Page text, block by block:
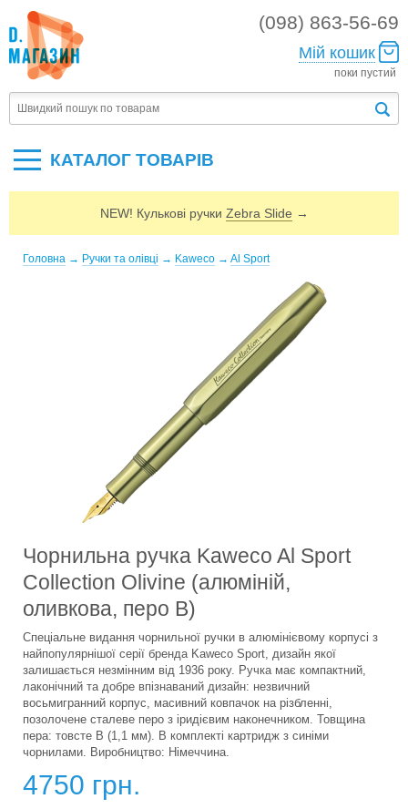
(098) 863-56-69
Мій кошик
поки пустий
КАТАЛОГ ТОВАРIВ
NEW! Кулькові ручки Zebra Slide →
Головна → Ручки та олівці → Kaweco → Al Sport
Чорнильна ручка Kaweco Al Sport
Collection Olivine (алюміній,
оливкова, перо B)
Спеціальне видання чорнильної ручки в алюмінієвому корпусі з
найпопулярнішої серії бренда Kaweco Sport, дизайн якої
залишається незмінним від 1936 року. Ручка має компактний,
лаконічний та добре впізнаваний дизайн: незвичний
восьмигранний корпус, масивний ковпачок на різбленні,
позолочене сталеве перо з іридієвим наконечником. Товщина
пера: товсте B (1,1 мм). В комплекті картридж з синіми
чорнилами. Виробництво: Німеччина.
4750 грн.